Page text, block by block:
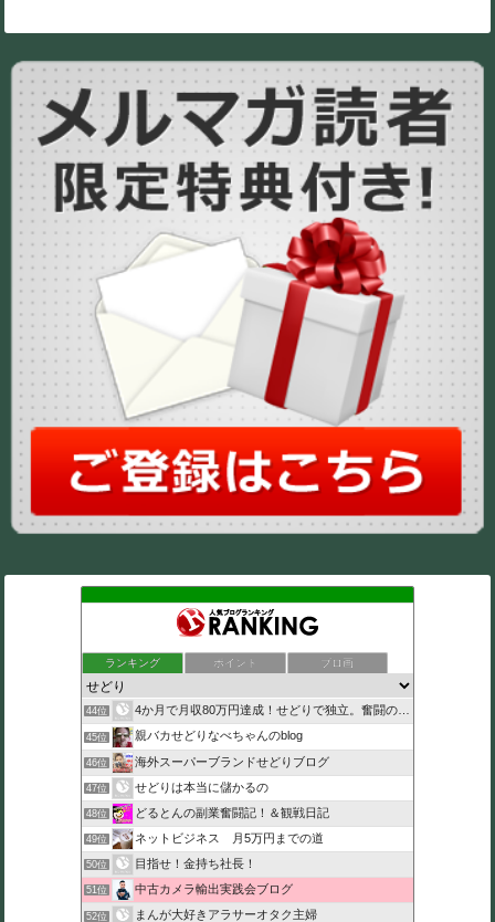
ランキング ポイント ブロ画
44位 4か月で月収80万円達成！せどりで独立。奮闘の日々
45位 親バカせどりなべちゃんのblog
46位 海外スーパーブランドせどりブログ
47位 せどりは本当に儲かるの
48位 どるとんの副業奮闘記！＆観戦日記
49位 ネットビジネス 月5万円までの道
50位 目指せ！金持ち社長！
51位 中古カメラ輸出実践会ブログ
52位 まんが大好きアラサーオタク主婦